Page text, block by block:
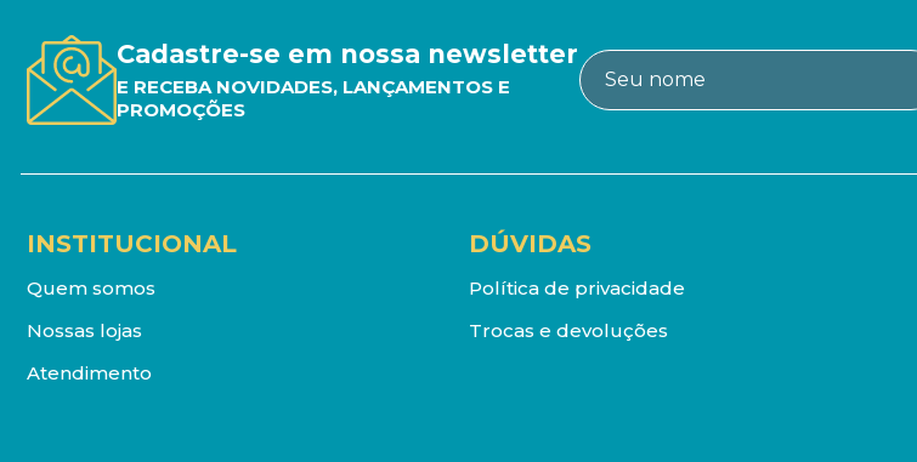
Cadastre-se em nossa newsletter
E RECEBA NOVIDADES, LANÇAMENTOS E
PROMOÇÕES
INSTITUCIONAL
Quem somos
Nossas lojas
Atendimento
DÚVIDAS
Política de privacidade
Trocas e devoluções